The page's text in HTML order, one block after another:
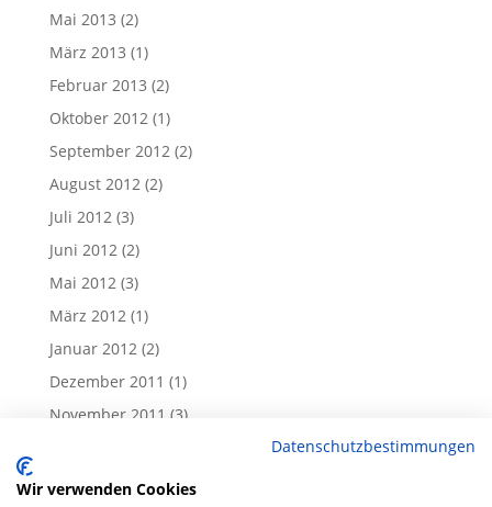
Mai 2013 (2)
März 2013 (1)
Februar 2013 (2)
Oktober 2012(1)
September 2012(2)
August 2012(2)
Juli 2012(3)
Juni 2012(2)
Mai 2012(3)
März 2012(1)
Januar 2012(2)
Dezember 2011 (1)
November 2011 (3)
September 2011(1)
Datenschutzbestimmungen
Wir verwenden Cookies